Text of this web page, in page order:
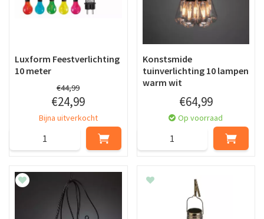
Luxform Feestverlichting
10 meter
€44,99
€24,99
Bijna uitverkocht
Konstsmide
tuinverlichting 10 lampen
warm wit
€64,99
Op voorraad